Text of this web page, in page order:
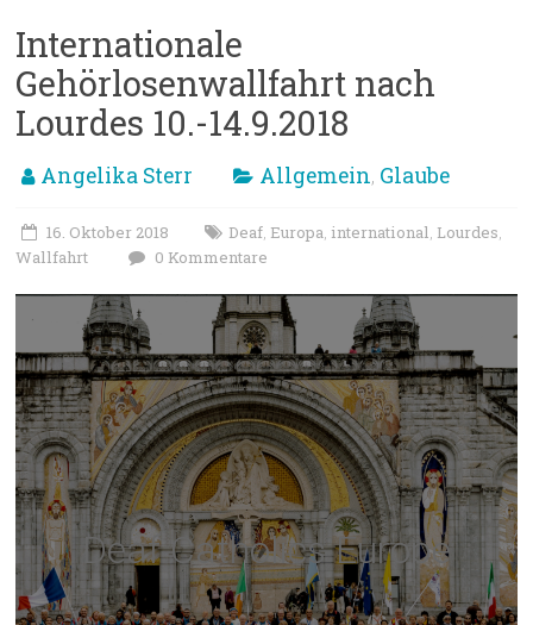
Internationale
Gehörlosenwallfahrt nach
Lourdes 10.-14.9.2018
Angelika Sterr Allgemein, Glaube
16. Oktober 2018 Deaf, Europa, international, Lourdes,
Wallfahrt 0 Kommentare
Deaf Catholics Europe